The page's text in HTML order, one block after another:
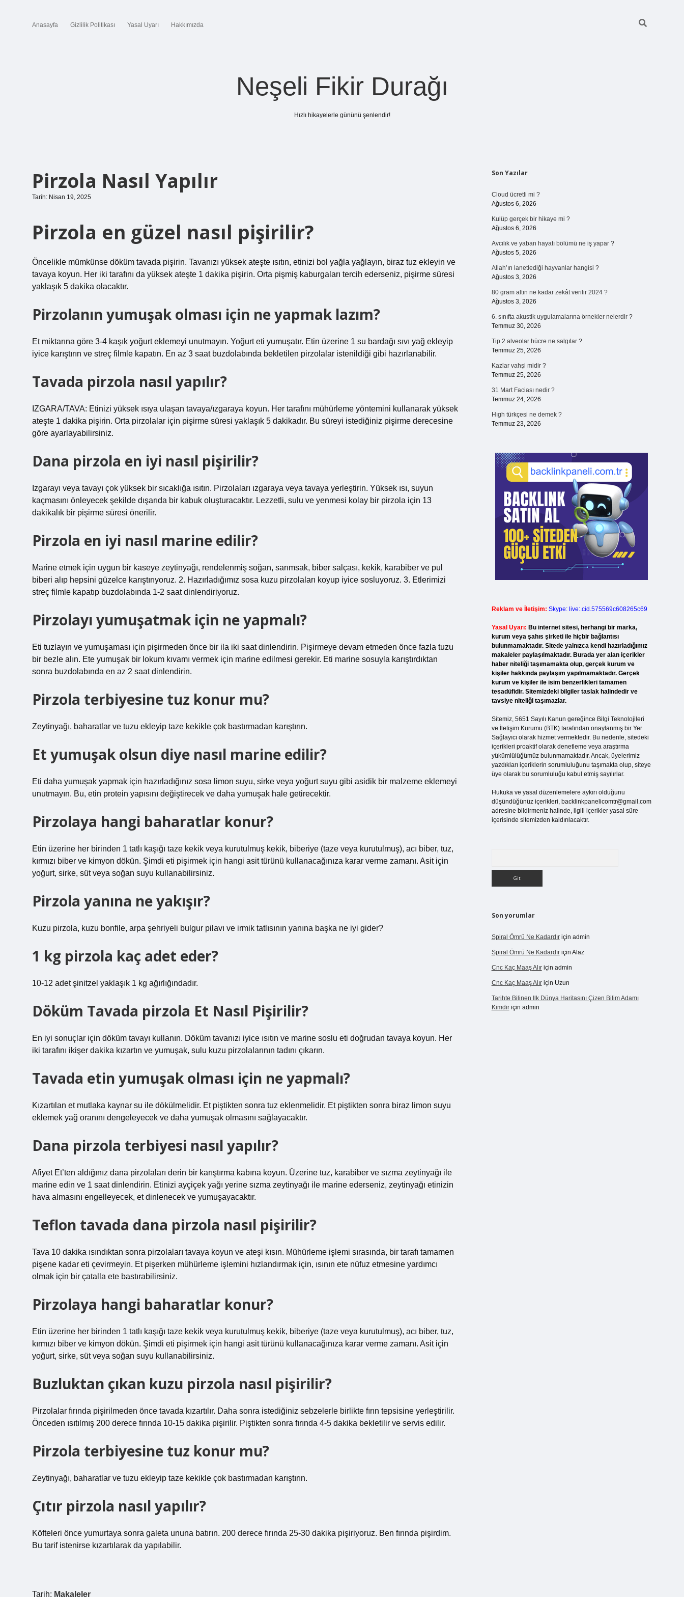
Anasayfa Gizlilik Politikası Yasal Uyarı Hakkımızda
Neşeli Fikir Durağı
Hızlı hikayelerle gününü şenlendir!
Pirzola Nasıl Yapılır
Tarih: Nisan 19, 2025
Pirzola en güzel nasıl pişirilir?
Öncelikle mümkünse döküm tavada pişirin. Tavanızı yüksek ateşte ısıtın, etinizi bol yağla yağlayın, biraz tuz ekleyin ve
tavaya koyun. Her iki tarafını da yüksek ateşte 1 dakika pişirin. Orta pişmiş kaburgaları tercih ederseniz, pişirme süresi
yaklaşık 5 dakika olacaktır.
Pirzolanın yumuşak olması için ne yapmak lazım?
Et miktarına göre 3-4 kaşık yoğurt eklemeyi unutmayın. Yoğurt eti yumuşatır. Etin üzerine 1 su bardağı sıvı yağ ekleyip
iyice karıştırın ve streç filmle kapatın. En az 3 saat buzdolabında bekletilen pirzolalar istenildiği gibi hazırlanabilir.
Tavada pirzola nasıl yapılır?
IZGARA/TAVA: Etinizi yüksek ısıya ulaşan tavaya/ızgaraya koyun. Her tarafını mühürleme yöntemini kullanarak yüksek
ateşte 1 dakika pişirin. Orta pirzolalar için pişirme süresi yaklaşık 5 dakikadır. Bu süreyi istediğiniz pişirme derecesine
göre ayarlayabilirsiniz.
Dana pirzola en iyi nasıl pişirilir?
Izgarayı veya tavayı çok yüksek bir sıcaklığa ısıtın. Pirzolaları ızgaraya veya tavaya yerleştirin. Yüksek ısı, suyun
kaçmasını önleyecek şekilde dışarıda bir kabuk oluşturacaktır. Lezzetli, sulu ve yenmesi kolay bir pirzola için 13
dakikalık bir pişirme süresi önerilir.
Pirzola en iyi nasıl marine edilir?
Marine etmek için uygun bir kaseye zeytinyağı, rendelenmiş soğan, sarımsak, biber salçası, kekik, karabiber ve pul
biberi alıp hepsini güzelce karıştırıyoruz. 2. Hazırladığımız sosa kuzu pirzolaları koyup iyice sosluyoruz. 3. Etlerimizi
streç filmle kapatıp buzdolabında 1-2 saat dinlendiriyoruz.
Pirzolayı yumuşatmak için ne yapmalı?
Eti tuzlayın ve yumuşaması için pişirmeden önce bir ila iki saat dinlendirin. Pişirmeye devam etmeden önce fazla tuzu
bir bezle alın. Ete yumuşak bir lokum kıvamı vermek için marine edilmesi gerekir. Eti marine sosuyla karıştırdıktan
sonra buzdolabında en az 2 saat dinlendirin.
Pirzola terbiyesine tuz konur mu?
Zeytinyağı, baharatlar ve tuzu ekleyip taze kekikle çok bastırmadan karıştırın.
Et yumuşak olsun diye nasıl marine edilir?
Eti daha yumuşak yapmak için hazırladığınız sosa limon suyu, sirke veya yoğurt suyu gibi asidik bir malzeme eklemeyi
unutmayın. Bu, etin protein yapısını değiştirecek ve daha yumuşak hale getirecektir.
Pirzolaya hangi baharatlar konur?
Etin üzerine her birinden 1 tatlı kaşığı taze kekik veya kurutulmuş kekik, biberiye (taze veya kurutulmuş), acı biber, tuz,
kırmızı biber ve kimyon dökün. Şimdi eti pişirmek için hangi asit türünü kullanacağınıza karar verme zamanı. Asit için
yoğurt, sirke, süt veya soğan suyu kullanabilirsiniz.
Pirzola yanına ne yakışır?
Kuzu pirzola, kuzu bonfile, arpa şehriyeli bulgur pilavı ve irmik tatlısının yanına başka ne iyi gider?
1 kg pirzola kaç adet eder?
10-12 adet şinitzel yaklaşık 1 kg ağırlığındadır.
Döküm Tavada pirzola Et Nasıl Pişirilir?
En iyi sonuçlar için döküm tavayı kullanın. Döküm tavanızı iyice ısıtın ve marine soslu eti doğrudan tavaya koyun. Her
iki tarafını ikişer dakika kızartın ve yumuşak, sulu kuzu pirzolalarının tadını çıkarın.
Tavada etin yumuşak olması için ne yapmalı?
Kızartılan et mutlaka kaynar su ile dökülmelidir. Et piştikten sonra tuz eklenmelidir. Et piştikten sonra biraz limon suyu
eklemek yağ oranını dengeleyecek ve daha yumuşak olmasını sağlayacaktır.
Dana pirzola terbiyesi nasıl yapılır?
Afiyet Et’ten aldığınız dana pirzolaları derin bir karıştırma kabına koyun. Üzerine tuz, karabiber ve sızma zeytinyağı ile
marine edin ve 1 saat dinlendirin. Etinizi ayçiçek yağı yerine sızma zeytinyağı ile marine ederseniz, zeytinyağı etinizin
hava almasını engelleyecek, et dinlenecek ve yumuşayacaktır.
Teflon tavada dana pirzola nasıl pişirilir?
Tava 10 dakika ısındıktan sonra pirzolaları tavaya koyun ve ateşi kısın. Mühürleme işlemi sırasında, bir tarafı tamamen
pişene kadar eti çevirmeyin. Et pişerken mühürleme işlemini hızlandırmak için, ısının ete nüfuz etmesine yardımcı
olmak için bir çatalla ete bastırabilirsiniz.
Pirzolaya hangi baharatlar konur?
Etin üzerine her birinden 1 tatlı kaşığı taze kekik veya kurutulmuş kekik, biberiye (taze veya kurutulmuş), acı biber, tuz,
kırmızı biber ve kimyon dökün. Şimdi eti pişirmek için hangi asit türünü kullanacağınıza karar verme zamanı. Asit için
yoğurt, sirke, süt veya soğan suyu kullanabilirsiniz.
Buzluktan çıkan kuzu pirzola nasıl pişirilir?
Pirzolalar fırında pişirilmeden önce tavada kızartılır. Daha sonra istediğiniz sebzelerle birlikte fırın tepsisine yerleştirilir.
Önceden ısıtılmış 200 derece fırında 10-15 dakika pişirilir. Piştikten sonra fırında 4-5 dakika bekletilir ve servis edilir.
Pirzola terbiyesine tuz konur mu?
Zeytinyağı, baharatlar ve tuzu ekleyip taze kekikle çok bastırmadan karıştırın.
Çıtır pirzola nasıl yapılır?
Köfteleri önce yumurtaya sonra galeta ununa batırın. 200 derece fırında 25-30 dakika pişiriyoruz. Ben fırında pişirdim.
Bu tarif istenirse kızartılarak da yapılabilir.
Tarih: Makaleler
Sidebar
Son Yazılar
Cloud ücretli mi ?
Ağustos 6, 2026
Kulüp gerçek bir hikaye mi ?
Ağustos 6, 2026
Avcılık ve yaban hayatı bölümü ne iş yapar ?
Ağustos 5, 2026
Allah’ın lanetlediği hayvanlar hangisi ?
Ağustos 3, 2026
80 gram altın ne kadar zekât verilir 2024 ?
Ağustos 3, 2026
6. sınıfta akustik uygulamalarına örnekler nelerdir ?
Temmuz 30, 2026
Tip 2 alveolar hücre ne salgılar ?
Temmuz 25, 2026
Kazlar vahşi midir ?
Temmuz 25, 2026
31 Mart Faciası nedir ?
Temmuz 24, 2026
Hıgh türkçesi ne demek ?
Temmuz 23, 2026
Reklam ve İletişim: Skype: live:.cid.575569c608265c69
Yasal Uyarı: Bu internet sitesi, herhangi bir marka,
kurum veya şahıs şirketi ile hiçbir bağlantısı
bulunmamaktadır. Sitede yalnızca kendi hazırladığımız
makaleler paylaşılmaktadır. Burada yer alan içerikler
haber niteliği taşımamakta olup, gerçek kurum ve
kişiler hakkında paylaşım yapılmamaktadır. Gerçek
kurum ve kişiler ile isim benzerlikleri tamamen
tesadüfidir. Sitemizdeki bilgiler taslak halindedir ve
tavsiye niteliği taşımazlar.
Sitemiz, 5651 Sayılı Kanun gereğince Bilgi Teknolojileri
ve İletişim Kurumu (BTK) tarafından onaylanmış bir Yer
Sağlayıcı olarak hizmet vermektedir. Bu nedenle, sitedeki
içerikleri proaktif olarak denetleme veya araştırma
yükümlülüğümüz bulunmamaktadır. Ancak, üyelerimiz
yazdıkları içeriklerin sorumluluğunu taşımakta olup, siteye
üye olarak bu sorumluluğu kabul etmiş sayılırlar.
Hukuka ve yasal düzenlemelere aykırı olduğunu
düşündüğünüz içerikleri, backlinkpanelicomtr@gmail.com
adresine bildirmeniz halinde, ilgili içerikler yasal süre
içerisinde sitemizden kaldırılacaktır.
Son yorumlar
Spiral Ömrü Ne Kadardıriçin admin
Spiral Ömrü Ne Kadardıriçin Alaz
Cnc Kaç Maaş Alıriçin admin
Cnc Kaç Maaş Alıriçin Uzun
Tarihte Bilinen Ilk Dünya Haritasını Çizen Bilim Adamı
Kimdiriçin admin